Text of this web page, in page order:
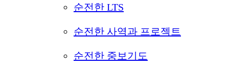
순전한 LTS
순전한 사역과 프로젝트
순전한 중보기도